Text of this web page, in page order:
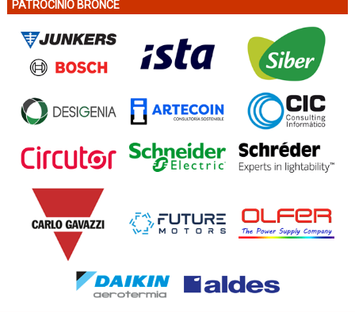
PATROCINIO BRONCE